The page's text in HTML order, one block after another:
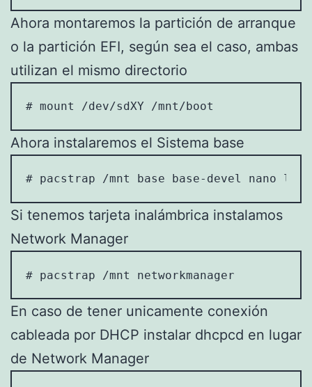
Ahora montaremos la partición de arranque
o la partición EFI, según sea el caso, ambas
utilizan el mismo directorio
# mount /dev/sdXY /mnt/boot
Ahora instalaremos el Sistema base
# pacstrap /mnt base base-devel nano
Si tenemos tarjeta inalámbrica instalamos
Network Manager
# pacstrap /mnt networkmanager
En caso de tener unicamente conexión
cableada por DHCP instalar dhcpcd en lugar
de Network Manager